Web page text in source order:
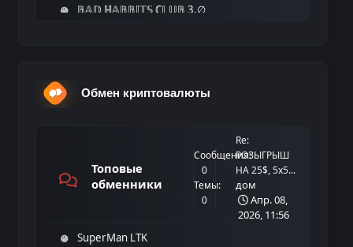
𝔹𝔸𝔻 ℍ𝔸𝔹𝔹𝕀𝕋𝕊 ℂ𝕃𝕌𝔹 3.∅
Обмен криптовалюты
Топовые
обменники
Сообщения:
0
Темы:
0
Re:
РОЗЫГРЫШ
НА 25$, 5х5...
дом
Апр. 08,
2026, 11:56
SuperMan LTK